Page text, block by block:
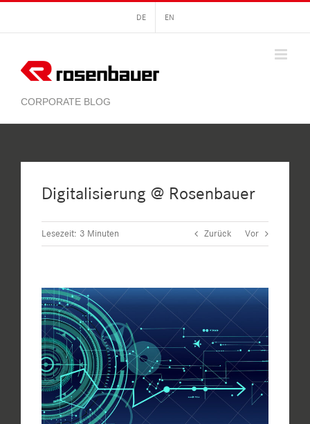
springen
DE EN
Digitalisierung @ Rosenbauer
Lesezeit: 3 Minuten Zurück Vor
Zeige
grösseres
Bild